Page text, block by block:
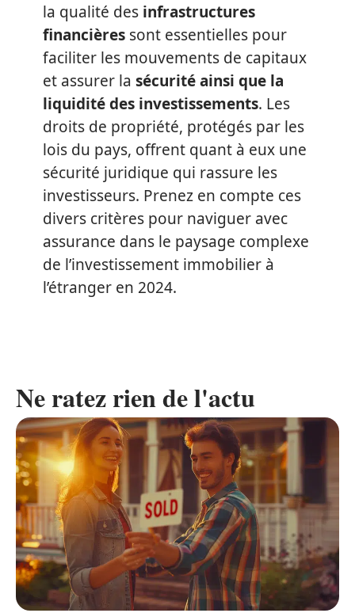
la qualité des infrastructures
financières sont essentielles pour
faciliter les mouvements de capitaux
et assurer la sécurité ainsi que la
liquidité des investissements. Les
droits de propriété, protégés par les
lois du pays, offrent quant à eux une
sécurité juridique qui rassure les
investisseurs. Prenez en compte ces
divers critères pour naviguer avec
assurance dans le paysage complexe
de l’investissement immobilier à
l’étranger en 2024.
Ne ratez rien de l'actu